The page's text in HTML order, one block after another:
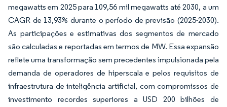
megawatts em 2025 para 109,56 mil megawatts até 2030, a um
CAGR de 13,93% durante o período de previsão (2025-2030).
As participações e estimativas dos segmentos de mercado
são calculadas e reportadas em termos de MW. Essa expansão
reflete uma transformação sem precedentes impulsionada pela
demanda de operadores de hiperscala e pelos requisitos de
infraestrutura de inteligência artificial, com compromissos de
investimento recordes superiores a USD 200 bilhões de